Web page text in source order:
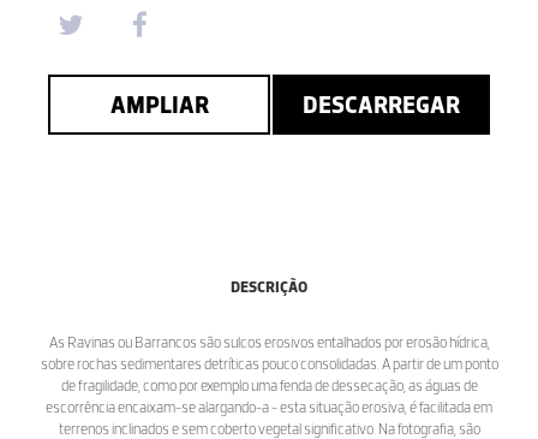
AMPLIAR DESCARREGAR
DESCRIÇÃO
As Ravinas ou Barrancos são sulcos erosivos entalhados por erosão hídrica,
sobre rochas sedimentares detríticas pouco consolidadas. A partir de um ponto
de fragilidade, como por exemplo uma fenda de dessecação, as águas de
escorrência encaixam-se alargando-a - esta situação erosiva, é facilitada em
terrenos inclinados e sem coberto vegetal significativo. Na fotografia, são